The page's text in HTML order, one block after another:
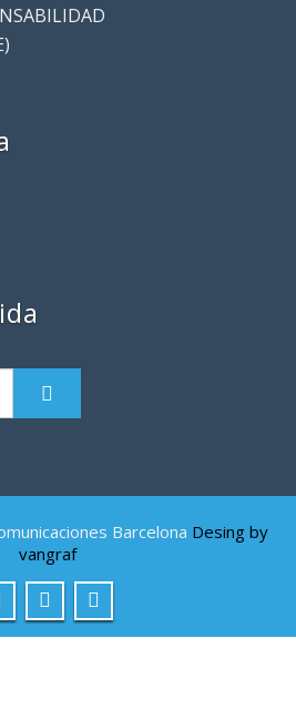
Barcelona Desing by
vangraf